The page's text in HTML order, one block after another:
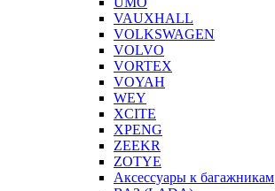
VAUXHALL
VOLKSWAGEN
VOLVO
VORTEX
VOYAH
WEY
XCITE
XPENG
ZEEKR
ZOTYE
Аксессуары к багажникам